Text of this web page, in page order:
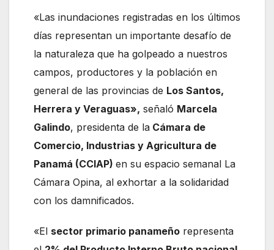
«Las inundaciones registradas en los últimos
días representan un importante desafío de
la naturaleza que ha golpeado a nuestros
campos, productores y la población en
general de las provincias de Los Santos,
Herrera y Veraguas», señaló Marcela
Galindo, presidenta de la Cámara de
Comercio, Industrias y Agricultura de
Panamá (CCIAP) en su espacio semanal La
Cámara Opina, al exhortar a la solidaridad
con los damnificados.
«El sector primario panameño representa